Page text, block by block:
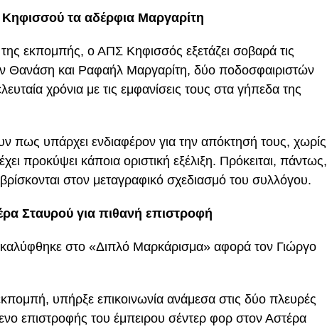
τα αδέρφια Μαργαρίτη
εκπομπής, ο ΑΠΣ Κηφισσός εξετάζει σοβαρά τις
Θανάση και Ραφαήλ Μαργαρίτη, δύο ποδοσφαιριστών
χρόνια με τις εμφανίσεις τους στα γήπεδα της
πως υπάρχει ενδιαφέρον για την απόκτησή τους, χωρίς
προκύψει κάποια οριστική εξέλιξη. Πρόκειται, πάντως,
στον μεταγραφικό σχεδιασμό του συλλόγου.
Σταυρού για πιθανή επιστροφή
στο «Διπλό Μαρκάρισμα» αφορά τον Γιώργο
υπήρξε επικοινωνία ανάμεσα στις δύο πλευρές
επιστροφής του έμπειρου σέντερ φορ στον Αστέρα